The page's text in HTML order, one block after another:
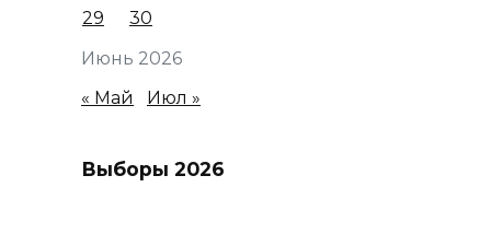
Июнь 2026
29
30
« Май Июл »
Выборы 2026